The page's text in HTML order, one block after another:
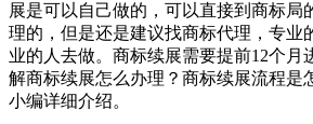
展是可以自己做的，可以直接到商标局
理的，但是还是建议找商标代理，专业
业的人去做。商标续展需要提前12个月
解商标续展怎么办理？商标续展流程是
小编详细介绍。